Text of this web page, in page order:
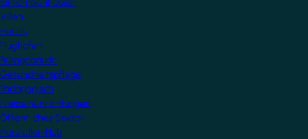
Villen
Hotels
Flughäfen
Bürogebäude
Gesundheitspflege
Pädagogisch
Freizeiteinrichtungen
Öffentliches Sektor
Hersteller-Hub